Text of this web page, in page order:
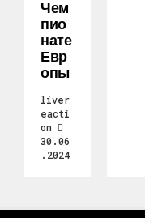
Чем
Пио
Нате
Евр
Опы
liver
eacti
on
30.06
.2024